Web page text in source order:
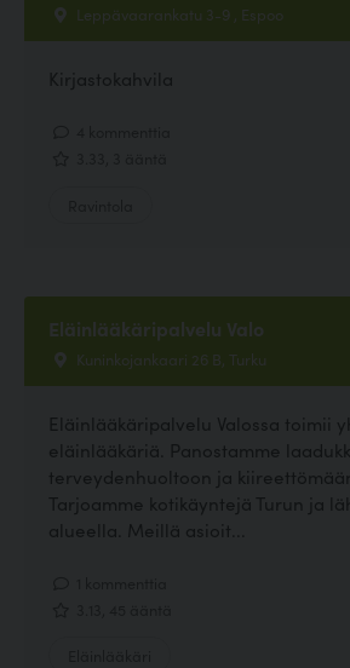
Leppävaarankatu 3-9 , Espoo
Kirjastokahvila
Eläinlääkäripalvelu Valo
Kuninkojankaari 26 B, Turku
Eläinlääkäripalvelu Valossa toimii
eläinlääkäriä. Panostamme
terveydenhuoltoon ja
Tarjoamme kotikäyntejä Turun ja
alueella. Meillä asioit...